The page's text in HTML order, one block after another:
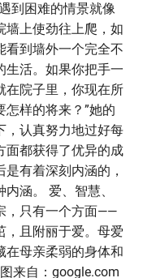
到困难的情景就像
墙上使劲往上爬，如
看到墙外一个完全不
生活。如果你把手一
在院子里，你现在所
样的将来？”她的
，认真努力地过好每
面都获得了优异的成
有着深刻内涵的，
涵。 爱、智慧、
，只有一个方面——
，且附丽于爱。母爱
在母亲柔弱的身体和
来自：google.com